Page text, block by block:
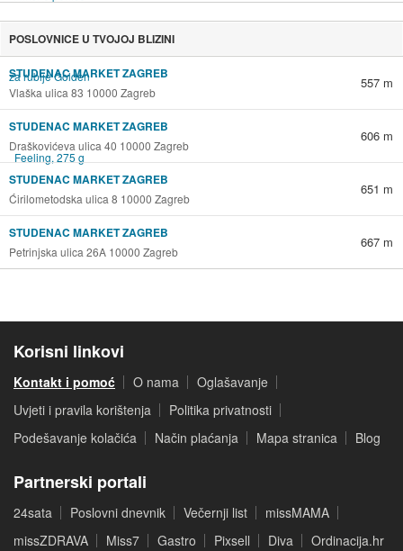
POSLOVNICE U TVOJOJ BLIZINI
STUDENAC MARKET ZAGREB
Vlaška ulica 83 10000 Zagreb
557 m
STUDENAC MARKET ZAGREB
Draškovićeva ulica 40 10000 Zagreb
606 m
STUDENAC MARKET ZAGREB
Ćirilometodska ulica 8 10000 Zagreb
651 m
STUDENAC MARKET ZAGREB
Petrinjska ulica 26A 10000 Zagreb
667 m
Korisni linkovi
Kontakt i pomoć O nama
Oglašavanje
Uvjeti i pravila korištenja
Politika privatnosti
Podešavanje kolačića
Način plaćanja Mapa stranica Blog
Partnerski portali
24sata Poslovni dnevnik Večernji list
missMAMA
missZDRAVA
Miss7 Gastro Pixsell Diva Ordinacija.hr